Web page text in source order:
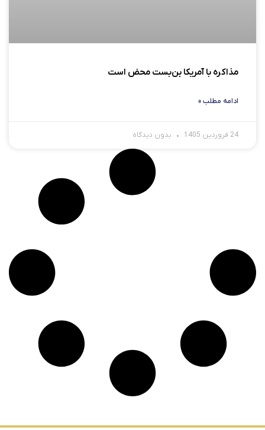
مذاکره با آمریکا بن‌بست محض است
ادامه مطلب »
24 فروردین 1405 بدون دیدگاه